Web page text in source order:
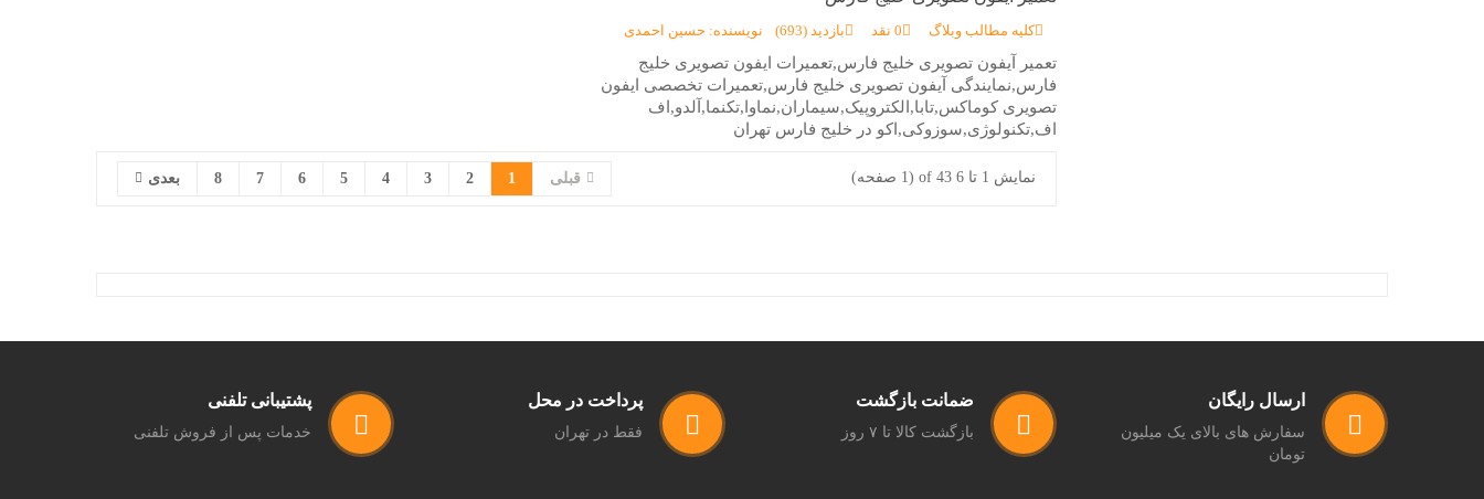
کلیه مطالب وبلاگ 0 نقد بازدید (693) نویسنده: حسین احمدی
تعمیر آیفون تصویری خلیج فارس,تعمیرات ایفون تصویری خلیج
فارس,نمایندگی آیفون تصویری خلیج فارس,تعمیرات تخصصی ایفون
تصویری کوماکس,تابا,الکتروپیک,سیماران,نماوا,تکنما,آلدو,اف
اف,تکنولوژی,سوزوکی,اکو در خلیج فارس تهران
نمايش 1 تا 6 of 43 (1 صفحه) قبلی 1
2
3
4
5
6
7
8 بعدی
ارسال رایگان
سفارش های بالای یک میلیون
تومان
ضمانت بازگشت
بازگشت کالا تا ۷ روز
پرداخت در محل
فقط در تهران
پشتیبانی تلفنی
خدمات پس از فروش تلفنی